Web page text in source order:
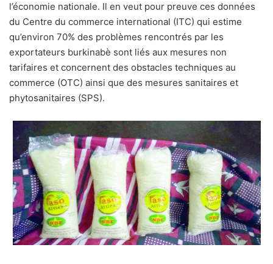
l’économie nationale. Il en veut pour preuve ces données
du Centre du commerce international (ITC) qui estime
qu’environ 70% des problèmes rencontrés par les
exportateurs burkinabè sont liés aux mesures non
tarifaires et concernent des obstacles techniques au
commerce (OTC) ainsi que des mesures sanitaires et
phytosanitaires (SPS).